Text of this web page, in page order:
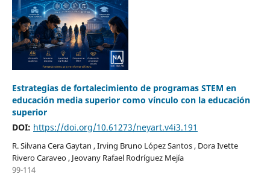
Estrategias de fortalecimiento de programas STEM en
educación media superior como vínculo con la educación
superior
DOI: https://doi.org/10.61273/neyart.v4i3.191
R. Silvana Cera Gaytan , Irving Bruno López Santos , Dora Ivette
Rivero Caraveo , Jeovany Rafael Rodríguez Mejía
99-114